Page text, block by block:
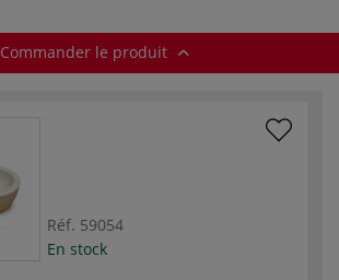
Commander le produit
Réf. 59054
En stock